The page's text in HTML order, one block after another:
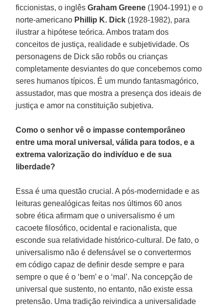
ficcionistas, o inglêsGraham Greene (1904-1991) e o
norte-americano Phillip K. Dick (1928-1982), para
ilustrar a hipótese teórica. Ambos tratam dos
conceitos de justiça, realidade e subjetividade. Os
personagens de Dick são robôs ou crianças
completamente desviantes do que concebemos como
seres humanos típicos. É um mundo fantasmagórico,
assustador, mas que mostra a presença dos ideais de
justiça e amor na constituição subjetiva.
Como o senhor vê o impasse contemporâneo
entre uma moral universal, válida para todos, e a
extrema valorização do indivíduo e de sua
liberdade?
Essa é uma questão crucial. A pós-modernidade e as
leituras genealógicas feitas nos últimos 60 anos
sobre ética afirmam que o universalismo é um
cacoete filosófico, ocidental e racionalista, que
esconde sua relatividade histórico-cultural. De fato, o
universalismo não é defensável se o convertermos
em código capaz de definir desde sempre e para
sempre o que é o ‘bem’ e o ‘mal’. Na concepção de
universal que sustento, no entanto, não existe essa
pretensão. Uma tradição reivindica a universalidade